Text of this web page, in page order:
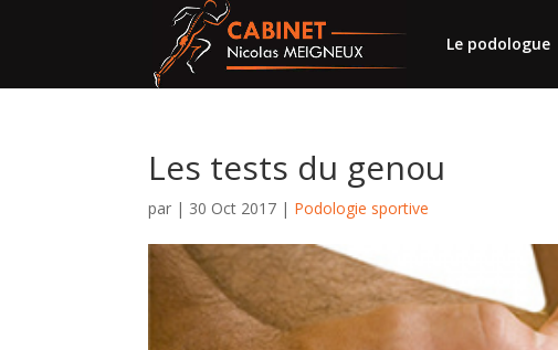
Le podologue
Les tests du genou
par | 30 Oct 2017 | Podologie sportive